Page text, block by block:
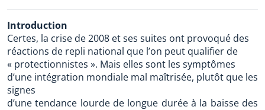
Introduction
Certes, la crise de 2008 et ses suites ont provoqué des
réactions de repli national que l’on peut qualifier de
« protectionnistes ». Mais elles sont les symptômes
d’une intégration mondiale mal maîtrisée, plutôt que les
signes
d’une tendance lourde de longue durée à la baisse des